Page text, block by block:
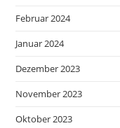
Februar 2024
Januar 2024
Dezember 2023
November 2023
Oktober 2023